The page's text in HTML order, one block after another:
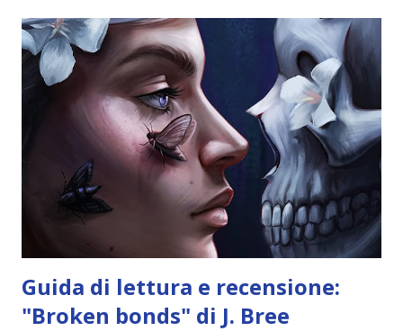
essere una ragazza che cerca il senso della vita in uomini
senza volto? Erano tutti così insignificanti. Finché non è
arrivato lui. Mi ha portata sotto una cascata e mi ha fatto
dimenticare il mio nome, e in cambio io mi sono presa il
suo. Enzo Vitale. Un uomo enigmatico che amerà sempre e
solo il mare profondo. O meglio, i predatori che lo abitano.
A quanto pare non è così...
Guida di lettura e recensione:
"Broken bonds" di J. Bree